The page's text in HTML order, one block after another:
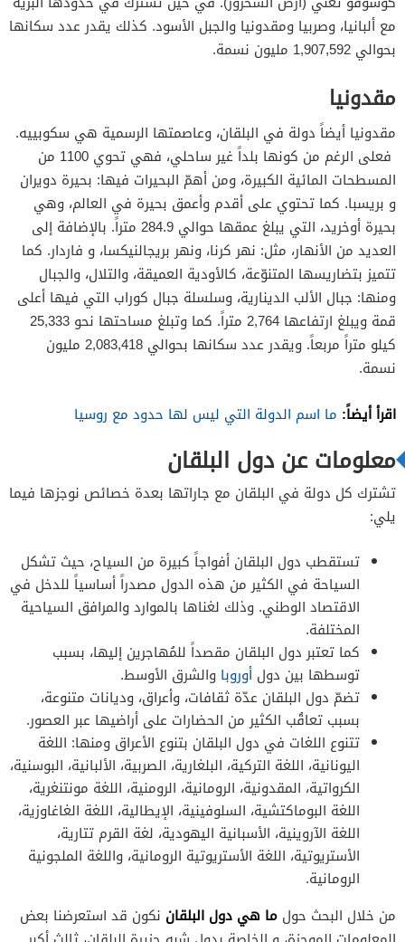
مع ألبانيا، وصربيا ومقدونيا والجبل الأسود. كذلك يقدر عدد سكانها
بحوالي 1,907,592 مليون نسمة.
مقدونيا
مقدونيا أيضاً دولة في البلقان، وعاصمتها الرسمية هي سكوبييه.
فعلى الرغم من كونها بلداً غير ساحلي، فهي تحوي 1100 من
المسطحات المائية الكبيرة، ومن أهمّ البحيرات فيها: بحيرة دويران
و بريسبا. كما تحتوي على أقدم وأعمق بحيرة في العالم، وهي
بحيرة أوخريد، التي يبلغ عمقها حوالي 284.9 متراً. بالإضافة إلى
العديد من الأنهار، مثل: نهر كرنا، ونهر بريجالنيكسا، و فاردار. كما
تتميز بتضاريسها المتنوّعة، كالأودية العميقة، والتلال، والجبال
ومنها: جبال الألب الدينارية، وسلسلة جبال كوراب التي فيها أعلى
قمة ويبلغ ارتفاعها 2,764 متراً. كما وتبلغ مساحتها نحو 25,333
كيلو متراً مربعاً. ويقدر عدد سكانها بحوالي 2,083,418 مليون
نسمة.
اقرأ أيضاً: ما اسم الدولة التي ليس لها حدود مع روسيا
معلومات عن دول البلقان
تشترك كل دولة في البلقان مع جاراتها بعدة خصائص نوجزها فيما
يلي:
تستقطب دول البلقان أفواجاً كبيرة من السياح، حيث تشكل
السياحة في الكثير من هذه الدول مصدراً أساسياً للدخل في
الاقتصاد الوطني. وذلك لغناها بالموارد والمرافق السياحية
المختلفة.
كما تعتبر دول البلقان مقصداً للمُهاجرين إليها، بسبب
توسطها بين دول أوروبا والشرق الأوسط.
تضمّ دول البلقان عدّة ثقافات، وأعراق، وديانات متنوعة،
بسبب تعاقُب الكثير من الحضارات على أراضيها عبر العصور.
تتنوع اللغات في دول البلقان بتنوع الأعراق ومنها: اللغة
اليونانية، اللغة التركية، البلغارية، الصربية، الألبانية، البوسنية،
الكرواتية، المقدونية، الرومانية، الرومنية، اللغة مونتنغرية،
اللغة البوماكتشية، السلوفينية، الإيطالية، اللغة الغاغاوزية،
اللغة الآروينية، الأسبانية اليهودية، لغة القرم تتارية،
الأستريوتية، اللغة الأستريوتية الرومانية، واللغة الملجونية
الرومانية.
من خلال البحث حول ما هي دول البلقان نكون قد استعرضنا بعض